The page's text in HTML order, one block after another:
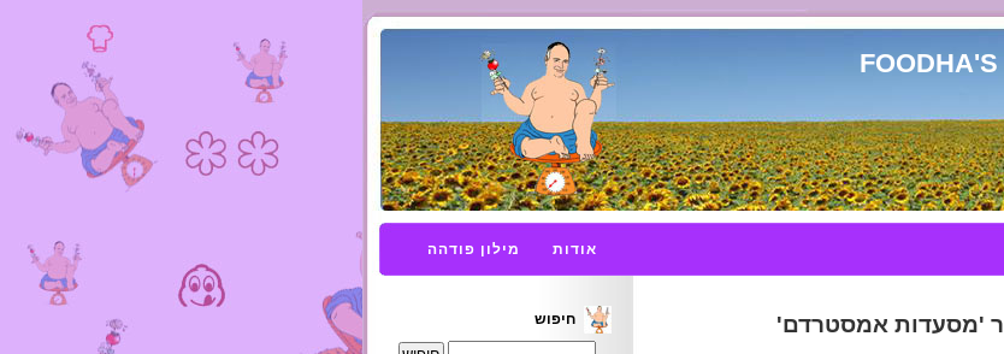
אודות מילון פודהה
'מסעדות אמסטרדם' חיפוש